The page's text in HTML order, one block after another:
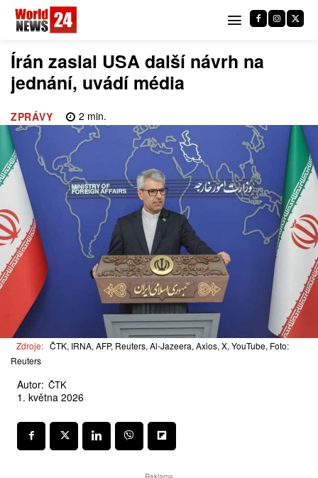
Írán zaslal USA další návrh na
jednání, uvádí média
ZPRÁVY 2 min.
Zdroje: ČTK, IRNA, AFP, Reuters, Al-Jazeera, Axios, X, YouTube, Foto:
Reuters
Autor: ČTK
1. května 2026